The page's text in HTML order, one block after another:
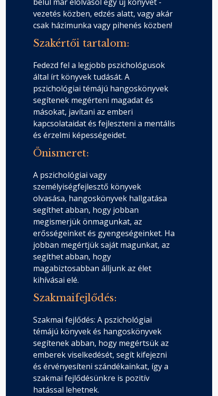
szövegminták – nyilvános
felszólalás
Fejezet hossza: 00:02:37
szövegminták – folytatás 1.
Fejezet hossza: 00:02:33
Hatodik lépés – Vizualizációs
szövegminták – sikeres interjúhoz
Fejezet hossza: 00:03:53
Hatodik lépés – Vizualizációs
Fejezet hossza: 00:02:29
Hatodik lépés – Szövegminta
párkapcsolathoz
Fejezet hossza: 00:05:45
Hatodik lépés – Szövegminta a
nyugodtsághoz
Fejezet hossza: 00:04:24
szövegminták – folytatás 3.
Fejezet hossza: 00:01:32
Hetedik lépés
Fejezet hossza: 00:00:21
vezetés közben, edzés alatt, vagy akár
csak házimunka vagy pihenés közben!
Szakértői tartalom:
Fedezd fel a legjobb pszichológusok
által írt könyvek tudását. A
pszichológiai témájú hangoskönyvek
segítenek megérteni magadat és
másokat, javítani az emberi
kapcsolataidat és fejleszteni a mentális
és érzelmi képességeidet.
Önismeret:
A pszichológiai vagy
személyiségfejlesztő könyvek
olvasása, hangoskönyvek hallgatása
segíthet abban, hogy jobban
megismerjük önmagunkat, az
erősségeinket és gyengeségeinket. Ha
jobban megértjük saját magunkat, az
segíthet abban, hogy
magabiztosabban álljunk az élet
kihívásai elé.
Szakmaifejlődés:
Szakmai fejlődés: A pszichológiai
témájú könyvek és hangoskönyvek
segítenek abban, hogy megértsük az
emberek viselkedését, segít kifejezni
és érvényesíteni szándékainkat, így a
szakmai fejlődésünkre is pozitív
hatással lehetnek.